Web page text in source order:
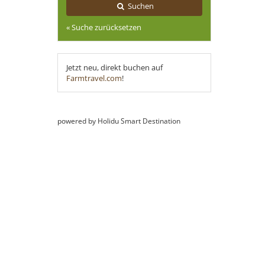
Suchen
« Suche zurücksetzen
Jetzt neu, direkt buchen auf
Farmtravel.com!
powered by Holidu Smart Destination